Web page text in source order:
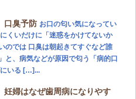
臭予防 お口の匂い気になってい
くいだけに「迷惑をかけてないか
のでは 口臭は朝起きてすぐなど誰
と、病気などが原因で匂う「病的口
いる […]...
婦はなぜ歯周病になりやす